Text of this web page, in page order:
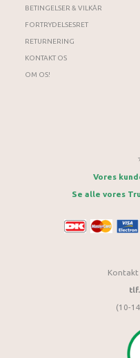
BETINGELSER & VILKÅR
FORTRYDELSESRET
RETURNERING
KONTAKT OS
OM OS!
Vores
Se alle vores
Kontakt
(10-